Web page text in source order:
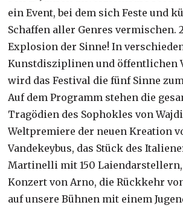
ein Event, bei dem sich Feste und
Schaffen aller Genres vermischen.
Explosion der Sinne! In
Kunstdisziplinen und öffentlichen
wird das Festival die fünf Sinne
Auf dem Programm stehen die
Tragödien des Sophokles von
Weltpremiere der neuen Kreation
Vandekeybus, das Stück des
Martinelli mit 150
Konzert von Arno, die Rückkehr
auf unsere Bühnen mit einem